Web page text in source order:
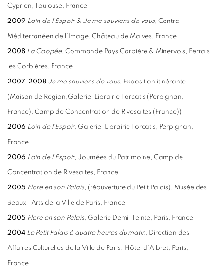
Cyprien, Toulouse, France
2009 Loin de l’Espoir & Je me souviens de vous, Centre
Méditerranéen de l’Image, Château de Malves, France
2008 La Coopée, Commande Pays Corbière & Minervois, Ferrals
les Corbières, France
2007-2008 Je me souviens de vous, Exposition itinérante
(Maison de Région,Galerie-Librairie Torcatis (Perpignan,
France), Camp de Concentration de Rivesaltes (France))
2006 Loin de l’Espoir, Galerie-Librairie Torcatis, Perpignan,
France
2006 Loin de l’Espoir, Journées du Patrimoine, Camp de
Concentration de Rivesaltes, France
2005 Flore en son Palais, (réouverture du Petit Palais), Musée des
Beaux- Arts de la Ville de Paris, France
2005 Flore en son Palais, Galerie Demi-Teinte, Paris, France
2004 Le Petit Palais à quatre heures du matin, Direction des
Affaires Culturelles de la Ville de Paris. Hôtel d’Albret, Paris,
France